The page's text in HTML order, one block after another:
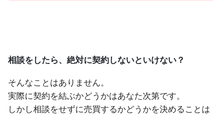
相談をしたら、絶対に契約しないといけない？
そんなことはありません。
実際に契約を結ぶかどうかはあなた次第です。
しかし相談をせずに売買するかどうかを決めることは